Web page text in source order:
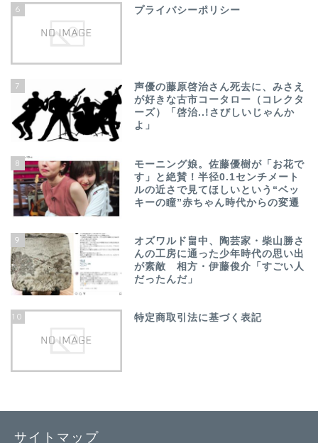
6 プライバシーポリシー
7
声優の藤原啓治さん死去に、みさえ
が好きな古市コータロー（コレクタ
ーズ）「啓治..!さびしいじゃんか
よ」
8
モーニング娘。佐藤優樹が「お花で
す」と絶賛！半径0.1センチメート
ルの近さで見てほしいという“ベッ
キーの瞳”赤ちゃん時代からの変遷
9
オズワルド畠中、陶芸家・柴山勝さ
んの工房に通った少年時代の思い出
が素敵 相方・伊藤俊介「すごい人
だったんだ」
10 特定商取引法に基づく表記
サイトマップ